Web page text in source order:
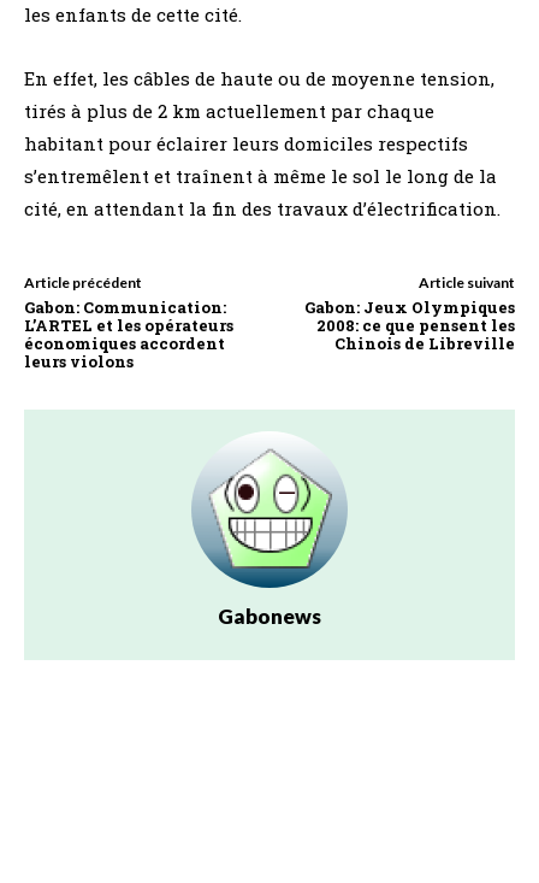
les enfants de cette cité.
En effet, les câbles de haute ou de moyenne tension,
tirés à plus de 2 km actuellement par chaque
habitant pour éclairer leurs domiciles respectifs
s’entremêlent et traînent à même le sol le long de la
cité, en attendant la fin des travaux d’électrification.
Article précédent
Gabon: Communication:
L’ARTEL et les opérateurs
économiques accordent
leurs violons
Article suivant
Gabon: Jeux Olympiques
2008: ce que pensent les
Chinois de Libreville
Gabonews